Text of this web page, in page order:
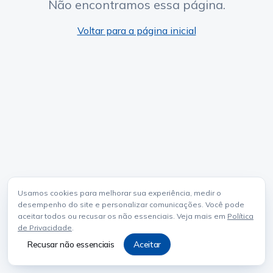
Usamos cookies para melhorar sua experiência, medir o
desempenho do site e personalizar comunicações. Você pode
aceitar todos ou recusar os não essenciais. Veja mais em Política
de Privacidade.
Recusar não essenciais Aceitar
Não encontramos essa página.
Voltar para a página inicial